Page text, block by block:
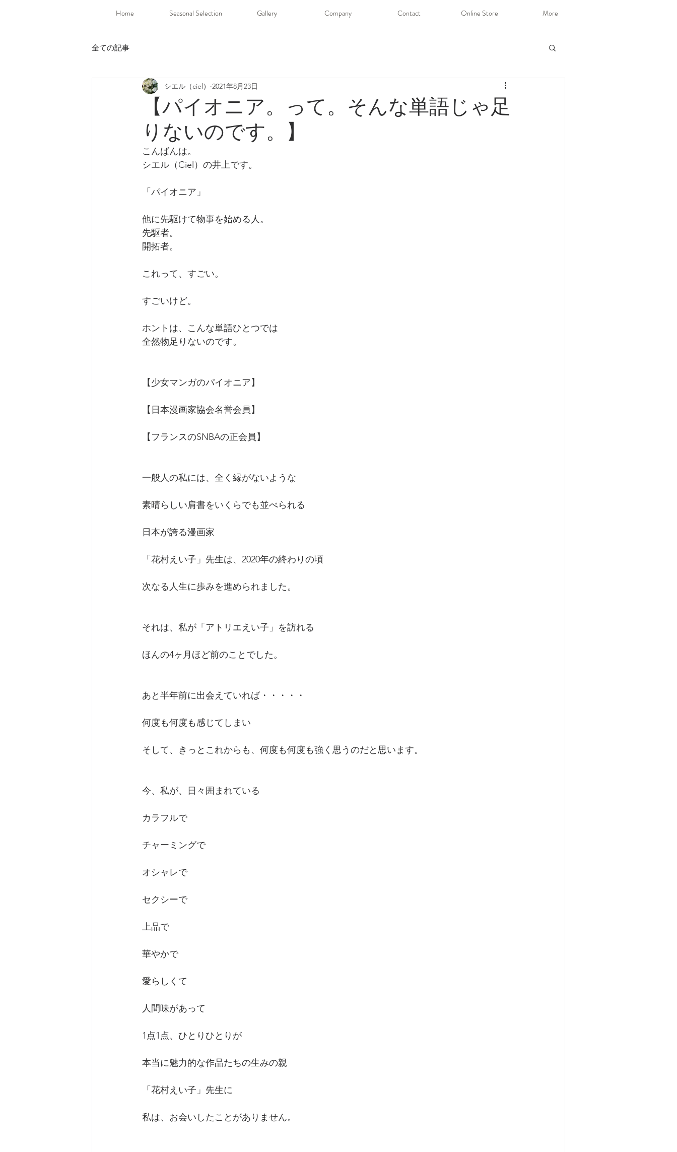
Home Seasonal Selection Gallery Company Contact Online Store More
全ての記事
【パイオニア。って。そんな単語じゃ足
りないのです。】
シエル（ciel） 2021年8月23日
こんばんは。
シエル（Ciel）の井上です。
「パイオニア」
他に先駆けて物事を始める人。
先駆者。
開拓者。
これって、すごい。
すごいけど。
ホントは、こんな単語ひとつでは
全然物足りないのです。
【少女マンガのパイオニア】
【日本漫画家協会名誉会員】
【フランスのSNBAの正会員】
一般人の私には、全く縁がないような
素晴らしい肩書をいくらでも並べられる
日本が誇る漫画家
「花村えい子」先生は、2020年の終わりの頃
次なる人生に歩みを進められました。
それは、私が「アトリエえい子」を訪れる
ほんの4ヶ月ほど前のことでした。
あと半年前に出会えていれば・・・・・
何度も何度も感じてしまい
そして、きっとこれからも、何度も何度も強く思うのだと思います。
今、私が、日々囲まれている
カラフルで
チャーミングで
オシャレで
セクシーで
上品で
華やかで
愛らしくて
人間味があって
1点1点、ひとりひとりが
本当に魅力的な作品たちの生みの親
「花村えい子」先生に
私は、お会いしたことがありません。